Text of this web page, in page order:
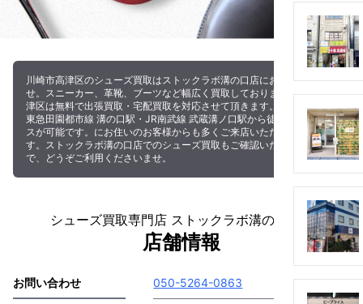
川崎市高津区のシューズ買取はストックラボ溝の口店にお任せ下さいま
せ。スニーカー、革靴、ブーツなど幅広く買取しております。川崎市高
津区は無料で出張買取・宅配買取を対応させて頂きます。また、当店は
東急田園都市線 溝の口駅・JR南武線 武蔵溝ノ口駅から徒歩でのアクセ
スが可能です。にお住いのお客様からも多くご来店いただいておりま
す。ストックラボ溝の口店でのシューズ買取もご確認いただけますの
で、どうぞご利用くださいませ。
シューズ買取専門店 ストックラボ溝の口店の
店舗情報
お問い合わせ 050-5264-0863